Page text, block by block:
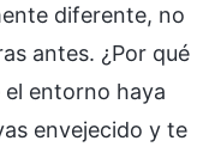
diferente, no
antes. ¿Por qué
entorno haya
envejecido y te